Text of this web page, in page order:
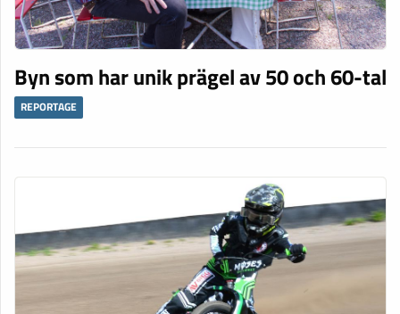
Byn som har unik prägel av 50 och 60-tal
REPORTAGE